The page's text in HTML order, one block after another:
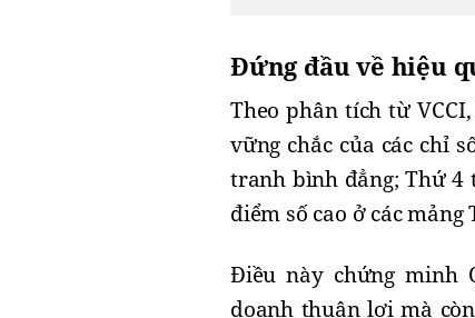
Đứng đầu về hiệu
​Theo phân tích từ
vững chắc của các chỉ
tranh bình đẳng; Thứ 4
điểm số cao ở các
​Điều này chứng minh
doanh thuận lợi mà